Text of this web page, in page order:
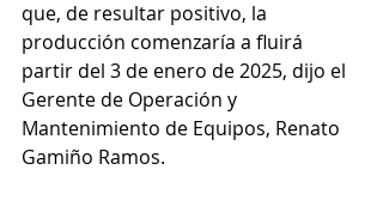
que, de resultar positivo, la
producción comenzaría a fluirá
partir del 3 de enero de 2025, dijo el
Gerente de Operación y
Mantenimiento de Equipos, Renato
Gamiño Ramos.